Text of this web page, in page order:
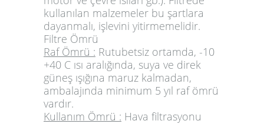
kullanılan malzemeler bu şartlara
dayanmalı, işlevini yitirmemelidir.
Filtre Ömrü
Raf Ömrü : Rutubetsiz ortamda, -10
+40 C ısı aralığında, suya ve direk
güneş ışığına maruz kalmadan,
ambalajında minimum 5 yıl raf ömrü
vardır.
Kullanım Ömrü : Hava filtrasyonu